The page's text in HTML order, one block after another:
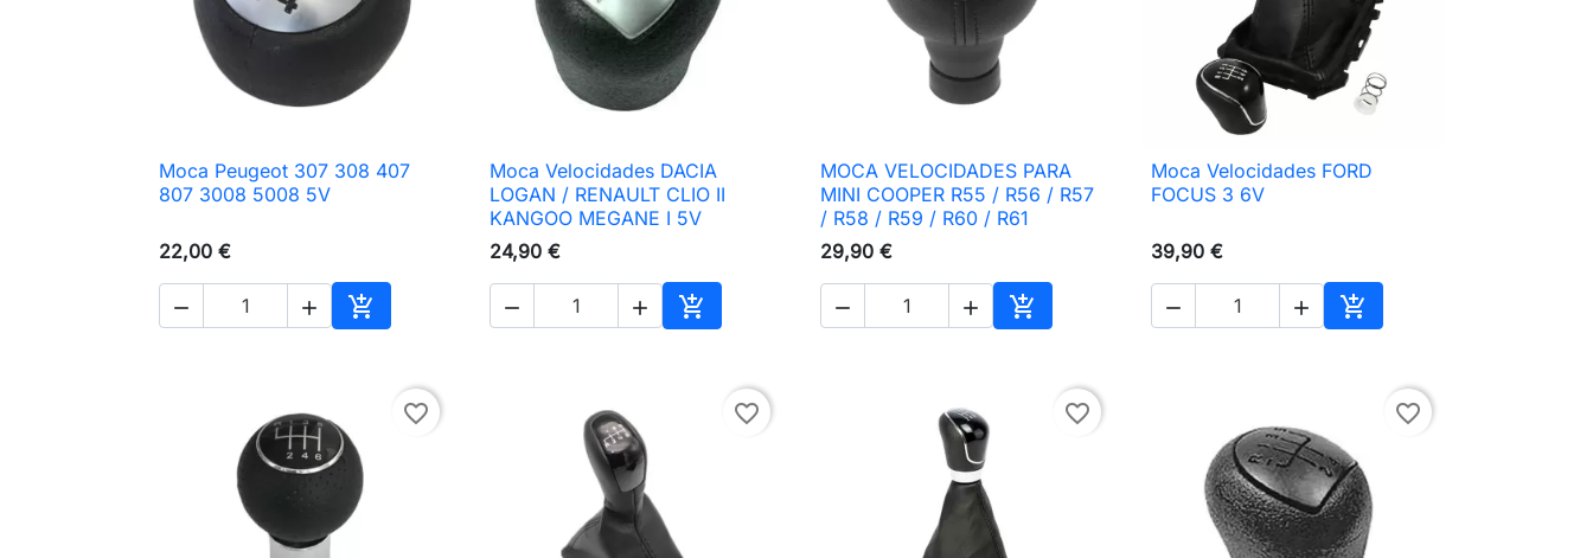
 Vista rápida
Moca Peugeot 307 308 407
807 3008 5008 5V
22,00 €
  
Adicionar ao carrinho
 Vista rápida
Moca Velocidades DACIA
LOGAN / RENAULT CLIO II
KANGOO MEGANE I 5V
24,90 €
  
Adicionar ao carrinho
 Vista rápida
MOCA VELOCIDADES PARA
MINI COOPER R55 / R56 / R57
/ R58 / R59 / R60 / R61
29,90 €
  
Adicionar ao carrinho
 Vista rápida
Moca Velocidades FORD
FOCUS 3 6V
39,90 €
  
Adicionar ao carrinho
favorite_border favorite_border favorite_border favorite_border